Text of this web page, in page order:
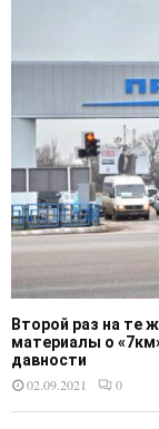
Второй раз на те
материалы о
давности
02.09.2021
0